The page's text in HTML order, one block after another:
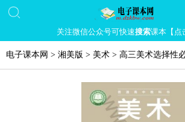
关注微信公众号可快速搜索课本【点
电子课本网 > 湘美版 > 美术 > 高三美术选择性